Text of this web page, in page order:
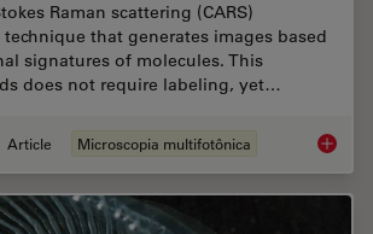
Raman scattering (CARS)
that generates images based
signatures of molecules. This
does not require labeling, yet…
Article Microscopia multifotônica CARS